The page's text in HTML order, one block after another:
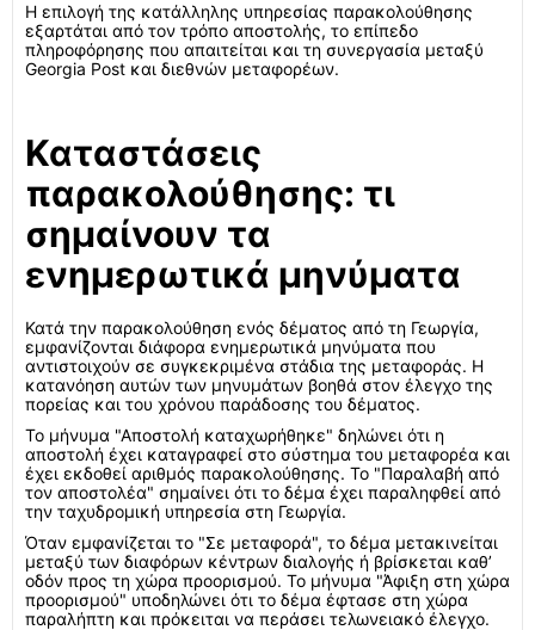
Η επιλογή της κατάλληλης υπηρεσίας παρακολούθησης
εξαρτάται από τον τρόπο αποστολής, το επίπεδο
πληροφόρησης που απαιτείται και τη συνεργασία μεταξύ
Georgia Post και διεθνών μεταφορέων.
Καταστάσεις
παρακολούθησης: τι
σημαίνουν τα
ενημερωτικά μηνύματα
Κατά την παρακολούθηση ενός δέματος από τη Γεωργία,
εμφανίζονται διάφορα ενημερωτικά μηνύματα που
αντιστοιχούν σε συγκεκριμένα στάδια της μεταφοράς. Η
κατανόηση αυτών των μηνυμάτων βοηθά στον έλεγχο της
πορείας και του χρόνου παράδοσης του δέματος.
Το μήνυμα "Αποστολή καταχωρήθηκε" δηλώνει ότι η
αποστολή έχει καταγραφεί στο σύστημα του μεταφορέα και
έχει εκδοθεί αριθμός παρακολούθησης. Το "Παραλαβή από
τον αποστολέα" σημαίνει ότι το δέμα έχει παραληφθεί από
την ταχυδρομική υπηρεσία στη Γεωργία.
Όταν εμφανίζεται το "Σε μεταφορά", το δέμα μετακινείται
μεταξύ των διαφόρων κέντρων διαλογής ή βρίσκεται καθ’
οδόν προς τη χώρα προορισμού. Το μήνυμα "Άφιξη στη χώρα
προορισμού" υποδηλώνει ότι το δέμα έφτασε στη χώρα
παραλήπτη και πρόκειται να περάσει τελωνειακό έλεγχο.